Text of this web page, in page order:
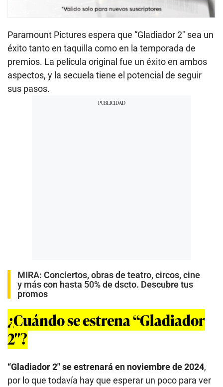
Paramount Pictures espera que “Gladiador 2″ sea un
éxito tanto en taquilla como en la temporada de
premios. La película original fue un éxito en ambos
aspectos, y la secuela tiene el potencial de seguir
sus pasos.
MIRA: Conciertos, obras de teatro, circos, cine
y más con hasta 50% de dscto. Descubre tus
promos
¿Cuándo se estrena “Gladiador
2″?
“Gladiador 2″ se estrenará en noviembre de 2024,
por lo que todavía hay que esperar un poco para ver